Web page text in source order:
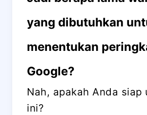
yang dibutuhkan
menentukan
Google?
Nah, apakah Anda siap
ini?